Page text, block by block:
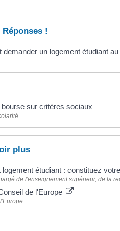
!
demander un logement étudiant
bourse sur critères sociaux
plus
logement étudiant : constituez
de l'enseignement supérieur, de la
de l'Europe